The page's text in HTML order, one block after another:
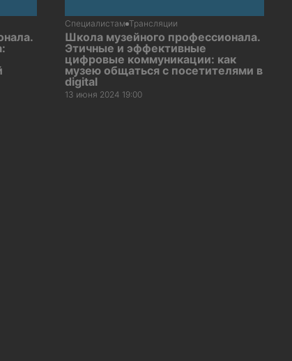
Специалистам Трансляции
Школа музейного профессионала.
Этичные и эффективные
цифровые коммуникации: как
музею общаться с посетителями в
digital
13 июня 2024 19:00